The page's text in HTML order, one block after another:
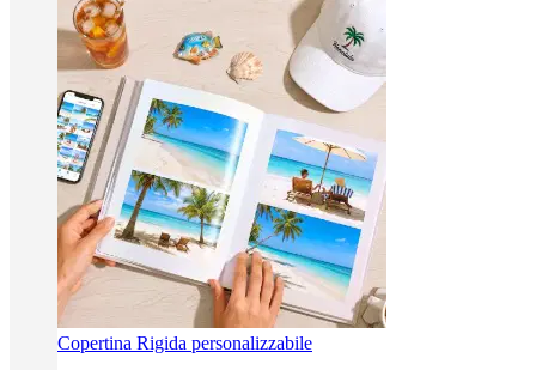
Copertina Rigida personalizzabile